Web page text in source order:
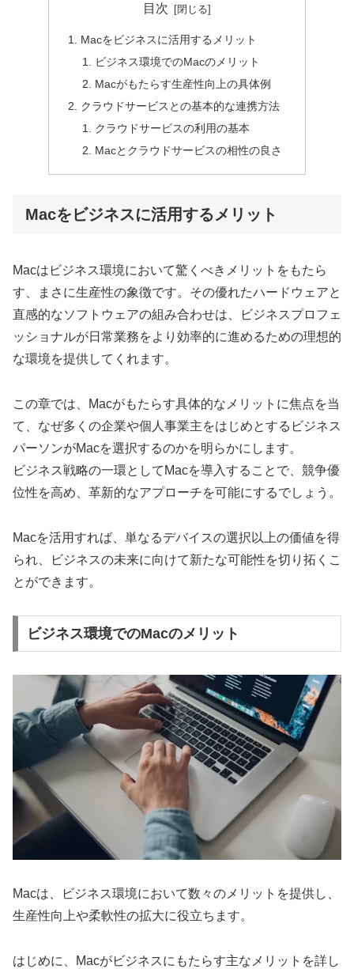
目次
Macをビジネスに活用するメリット
ビジネス環境でのMacのメリット
Macがもたらす生産性向上の具体例
クラウドサービスとの基本的な連携方法
クラウドサービスの利用の基本
Macとクラウドサービスの相性の良さ
Macをビジネスに活用するメリット
Macはビジネス環境において驚くべきメリットをもたら
す、まさに生産性の象徴です。その優れたハードウェアと
直感的なソフトウェアの組み合わせは、ビジネスプロフェ
ッショナルが日常業務をより効率的に進めるための理想的
な環境を提供してくれます。
この章では、Macがもたらす具体的なメリットに焦点を当
て、なぜ多くの企業や個人事業主をはじめとするビジネス
パーソンがMacを選択するのかを明らかにします。
ビジネス戦略の一環としてMacを導入することで、競争優
位性を高め、革新的なアプローチを可能にするでしょう。
Macを活用すれば、単なるデバイスの選択以上の価値を得
られ、ビジネスの未来に向けて新たな可能性を切り拓くこ
とができます。
ビジネス環境でのMacのメリット
Macは、ビジネス環境において数々のメリットを提供し、
生産性向上や柔軟性の拡大に役立ちます。
はじめに、Macがビジネスにもたらす主なメリットを詳し